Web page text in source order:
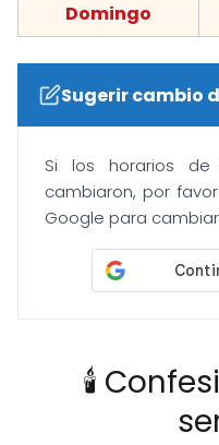
Domingo
Sugerir cambio
Si los horarios
cambiaron, por
Google para
🕯️